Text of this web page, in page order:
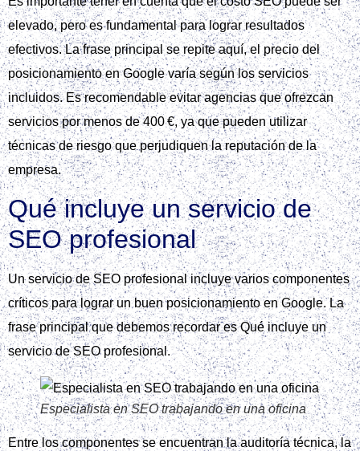
elevado, pero es fundamental para lograr resultados
efectivos. La frase principal se repite aquí, el precio del
posicionamiento en Google varía según los servicios
incluidos. Es recomendable evitar agencias que ofrezcan
servicios por menos de 400 €, ya que pueden utilizar
técnicas de riesgo que perjudiquen la reputación de la
empresa.
Qué incluye un servicio de
SEO profesional
Un servicio de SEO profesional incluye varios componentes
críticos para lograr un buen posicionamiento en Google. La
frase principal que debemos recordar es Qué incluye un
servicio de SEO profesional.
Especialista en SEO trabajando en una oficina
Entre los componentes se encuentran la auditoría técnica, la